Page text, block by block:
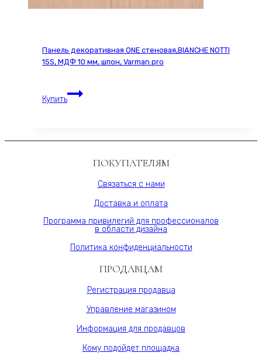
Панель декоративная ONE стеновая,BIANCHE NOTTI
15S, МДФ 10 мм, шпон, Varman.pro
Купить
Панель
декоративная
NOTTI
Varman.pro
ПОКУПАТЕЛЯМ
Связаться с нами
Доставка и оплата
Программа привилегий для профессионалов
в области дизайна
Политика конфиденциальности
ПРОДАВЦАМ
Регистрация продавца
Управление магазином
Информация для продавцов
Кому подойдет площадка